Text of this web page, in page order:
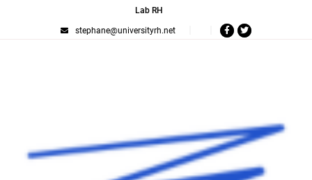
Lab RH
stephane@universityrh.net